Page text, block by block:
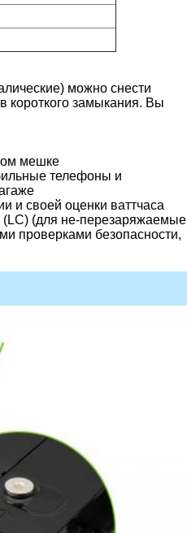
можно снести
короткого замыкания. Вы
мешке
телефоны и
и своей оценки ваттчаса
(для не-перезаряжаемые
проверками безопасности,